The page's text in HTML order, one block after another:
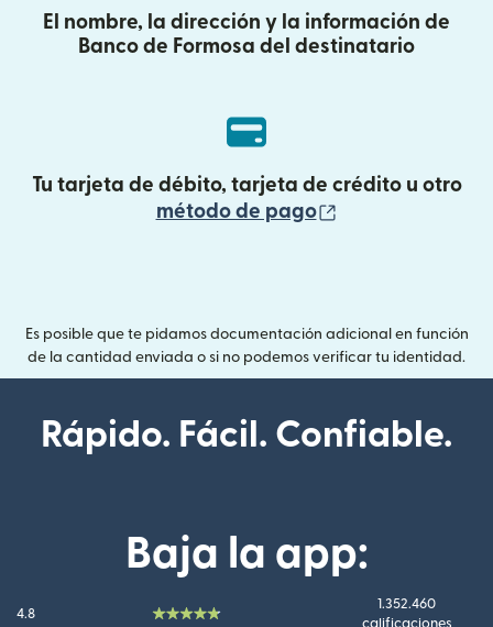
El nombre, la dirección y la información de
Banco de Formosa del destinatario
Tu tarjeta de débito, tarjeta de crédito u otro
método de pago
Es posible que te pidamos documentación adicional en función
de la cantidad enviada o si no podemos verificar tu identidad.
Rápido. Fácil. Confiable.
Baja la app:
4.8
1.352.460
calificaciones